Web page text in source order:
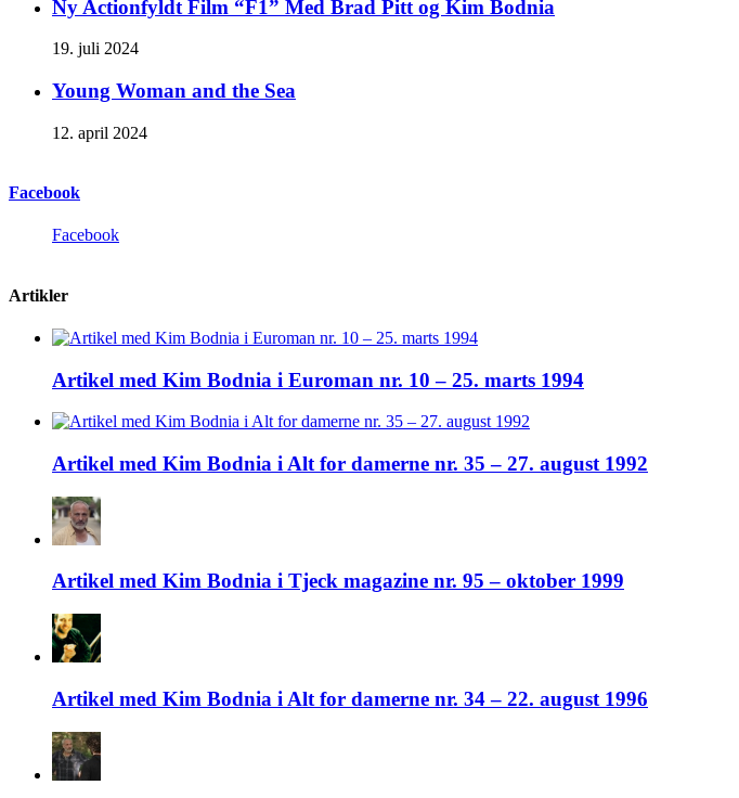
Ny Actionfyldt Film “F1” Med Brad Pitt og Kim Bodnia
19. juli 2024
Young Woman and the Sea
12. april 2024
Facebook
Facebook
Artikler
Artikel med Kim Bodnia i Euroman nr. 10 – 25. marts 1994
Artikel med Kim Bodnia i Alt for damerne nr. 35 – 27. august 1992
Artikel med Kim Bodnia i Tjeck magazine nr. 95 – oktober 1999
Artikel med Kim Bodnia i Alt for damerne nr. 34 – 22. august 1996